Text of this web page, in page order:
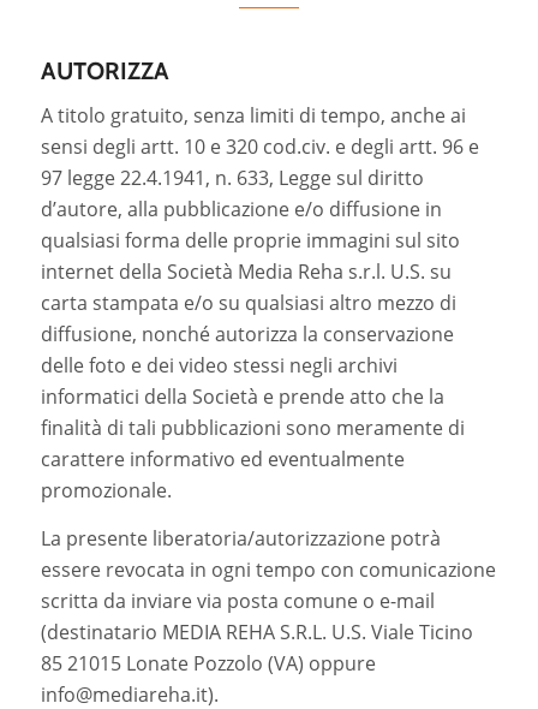
AUTORIZZA
A titolo gratuito, senza limiti di tempo, anche ai
sensi degli artt. 10 e 320 cod.civ. e degli artt. 96 e
97 legge 22.4.1941, n. 633, Legge sul diritto
d’autore, alla pubblicazione e/o diffusione in
qualsiasi forma delle proprie immagini sul sito
internet della Società Media Reha s.r.l. U.S. su
carta stampata e/o su qualsiasi altro mezzo di
diffusione, nonché autorizza la conservazione
delle foto e dei video stessi negli archivi
informatici della Società e prende atto che la
finalità di tali pubblicazioni sono meramente di
carattere informativo ed eventualmente
promozionale.
La presente liberatoria/autorizzazione potrà
essere revocata in ogni tempo con comunicazione
scritta da inviare via posta comune o e-mail
(destinatario MEDIA REHA S.R.L. U.S. Viale Ticino
85 21015 Lonate Pozzolo (VA) oppure
info@mediareha.it).